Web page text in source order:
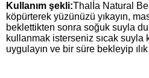
Kullanım şekli:Thalİa Natural
köpürterek yüzünüzü yıkayın,
beklettikten sonra soğuk suyla
kullanmak isterseniz sıcak suyla
uygulayın ve bir süre bekleyip